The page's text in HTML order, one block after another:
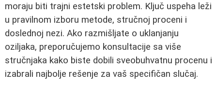
moraju biti trajni estetski problem. Ključ uspeha leži
u pravilnom izboru metode, stručnoj proceni i
doslednoj nezi. Ako razmišljate o uklanjanju
oziljaka, preporučujemo konsultacije sa više
stručnjaka kako biste dobili sveobuhvatnu procenu i
izabrali najbolje rešenje za vaš specifičan slučaj.